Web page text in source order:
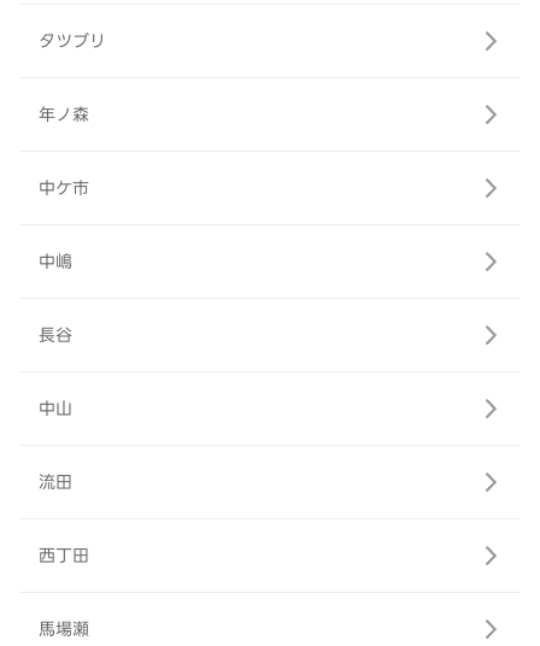
タツブリ
年ノ森
中ケ市
中嶋
長谷
中山
流田
西丁田
馬場瀬